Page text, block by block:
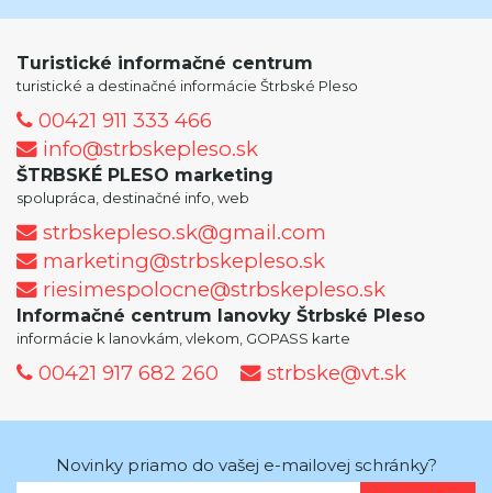
Turistické informačné centrum
turistické a destinačné informácie Štrbské Pleso
00421 911 333 466
info@strbskepleso.sk
ŠTRBSKÉ PLESO marketing
spolupráca, destinačné info, web
strbskepleso.sk@gmail.com
marketing@strbskepleso.sk
riesimespolocne@strbskepleso.sk
Informačné centrum lanovky Štrbské Pleso
informácie k lanovkám, vlekom, GOPASS karte
00421 917 682 260 strbske@vt.sk
Novinky priamo do vašej e-mailovej schránky?